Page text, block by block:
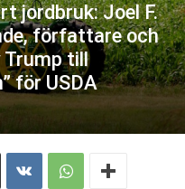
jordbruk: Joel F.
författare och
till
för USDA